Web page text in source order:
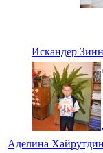
Искандер
Аделина